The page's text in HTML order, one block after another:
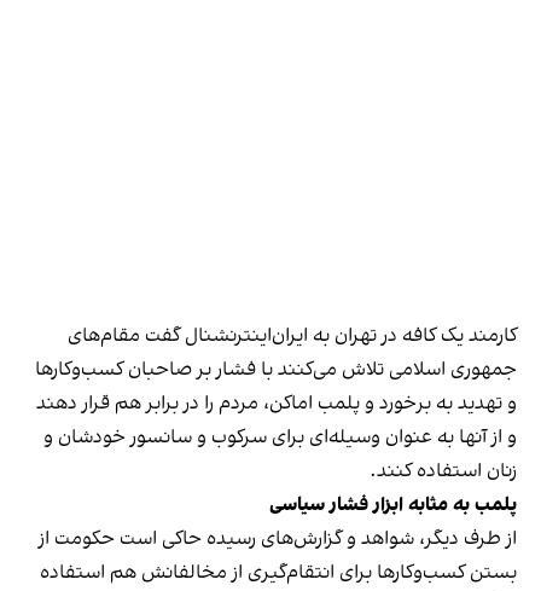
کارمند یک کافه در تهران به ایران‌اینترنشنال گفت مقام‌های
جمهوری اسلامی تلاش می‌کنند با فشار بر صاحبان کسب‌وکارها
و تهدید به برخورد و پلمب اماکن، مردم را در برابر هم قرار دهند
و از آنها به عنوان وسیله‌ای برای سرکوب و سانسور خودشان و
زنان استفاده کنند.
پلمب به مثابه ابزار فشار سیاسی
از طرف دیگر، شواهد و گزارش‌های رسیده حاکی است حکومت از
بستن کسب‌وکارها برای انتقام‌گیری از مخالفانش هم استفاده